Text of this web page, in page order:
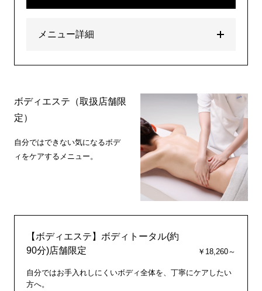
メニュー詳細
ボディエステ（取扱店舗限
定）
自分ではできない気になるボデ
ィをケアするメニュー。
【ボディエステ】ボディトータル(約
90分)店舗限定
￥18,260～
自分ではお手入れしにくいボディ全体を、丁寧にケアしたい
方へ。